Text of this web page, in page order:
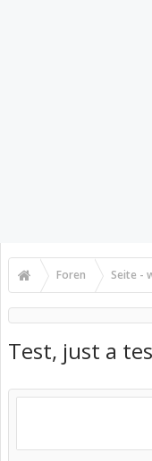
Foren Seite -
Test, just a